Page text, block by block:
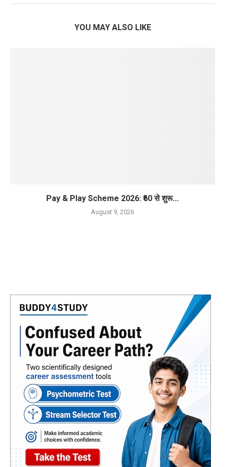
YOU MAY ALSO LIKE
Pay & Play Scheme 2026: ₹60 से शुरू...
August 9, 2026